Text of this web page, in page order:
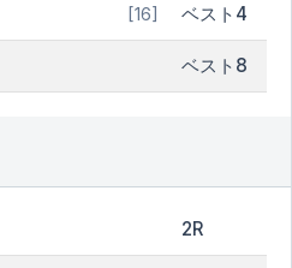
[16] ベスト4
ベスト8
2R